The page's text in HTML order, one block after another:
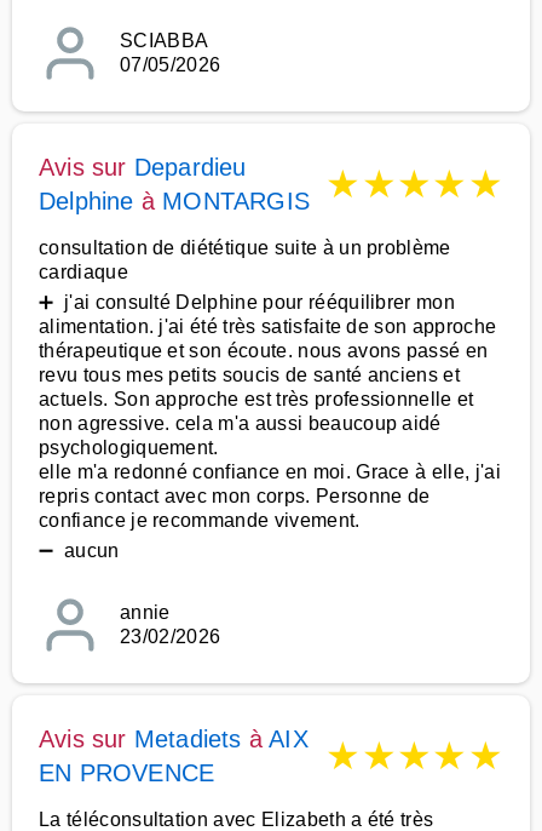
SCIABBA
07/05/2026
Avis sur Depardieu
Delphine à MONTARGIS ★★★★★
consultation de diététique suite à un problème
cardiaque
➕ j'ai consulté Delphine pour rééquilibrer mon
alimentation. j'ai été très satisfaite de son approche
thérapeutique et son écoute. nous avons passé en
revu tous mes petits soucis de santé anciens et
actuels. Son approche est très professionnelle et
non agressive. cela m'a aussi beaucoup aidé
psychologiquement.
elle m'a redonné confiance en moi. Grace à elle, j'ai
repris contact avec mon corps. Personne de
confiance je recommande vivement.
➖ aucun
annie
23/02/2026
Avis sur Metadiets àAIX
EN PROVENCE
★★★★★
La téléconsultation avec Elizabeth a été très